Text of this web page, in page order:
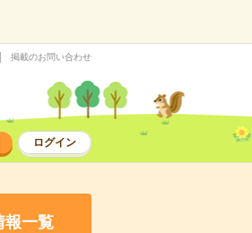
掲載のお問い合わせ
ログイン
報一覧